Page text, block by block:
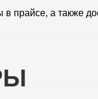
прайсе, а также